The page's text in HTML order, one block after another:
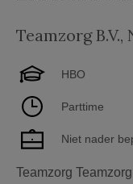
Teamzorg B.V.,
HBO
Parttime
Niet nader
Teamzorg